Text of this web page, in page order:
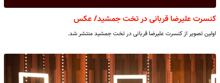
کنسرت علیرضا قربانی در تخت جمشید/ عکس
اولین تصویر از کنسرت علیرضا قربانی در تخت جمشید منتشر شد.